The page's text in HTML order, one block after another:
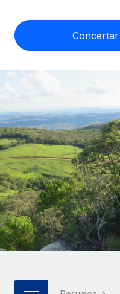
cumpliendo la
Contractor
Externaliza tareas
INFRAESTRUCTURA
Conexión Remote
Integra los RR. HH.
complicaciones.
Plataforma
Funciones
equipo.
mediante nuestro
Comparador de
Compáranos con
ETAPAS DE
Soluciones ágiles
empresas en
Mediana empresa
Amplía tu equipo
personalizadas.
Empresa
RR. HH. globales
ASOCIARSE
Socios
cualquier país.
APRENDIZAJE CON
Guías y recursos
Casos prácticos
Glosario de RR. HH.
Listas de verificación
Biblioteca de
Eventos
English
Nederlands
Español
Italiano
Português (Portugal)
日本語
한국어
中文（简体）